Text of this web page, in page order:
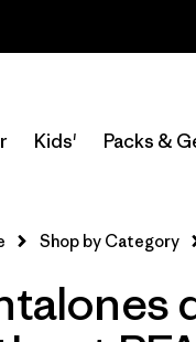
Kids' Packs &
Shop by Category